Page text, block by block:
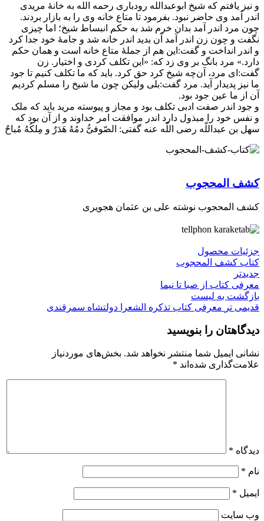
و نیز یافتم که شیخ ابوعبدالله رودباری رحمه الله به خانهٔ مریدی
اندر آمد وی حاضر نبود. بفرمود تا متاع خانه وی را به بازار بردند.
چون مرد اندر آمد بدان خرم شد به حکم انبساط شیخ؛ اما چیزی
نگفت و چون زن اندر آمد آن بدید اندر خانه شد و جامهٔ خود جدا کرد
و اندر انداخت و گفت:این هم از جملهٔ متاع خانه است و همان حکم
دارد.» مرد بانگ بر وی زد که: «این تکلف کردی و اختیار. زن
گفت:ای مرد، آن‌چه شیخ کرد حق کرد. باید که ما تکلف کنیم تا جود
ما نیز پدیدار آید. مرد گفت:بلی ولیکن چون ما شیخ را مسلم کردیم
آن از ما عین جود بود.
و جود اندر صفت ادبی تکلف بود و مجاز و پیوسته مرید باید که ملک
و نفس خود را مبذول دارد اندر موافقت امر خداوند و از آن بود که
سهل بن عبداللّه رضی اللّه عنه گفتی: الصّوفیُّ دمُهُ هَدَرٌ و مِلکُهُ مُباحٌ
کشف المحجوب
کشف المحجوب نوشته علی بن عثمان هجویری
جزئیات محصول
کتاب کشف المحجوب
جدیدتر
معرفی کتاب از صبا تا نیما
بازگشت به لیست
قدیمی تر معرفی کتاب تذکره الشعرا دولتشاه سمرقندی
دیدگاهتان را بنویسید
نشانی ایمیل شما منتشر نخواهد شد. بخش‌های موردنیاز
علامت‌گذاری شده‌اند *
دیدگاه *
نام *
ایمیل *
وب‌ سایت